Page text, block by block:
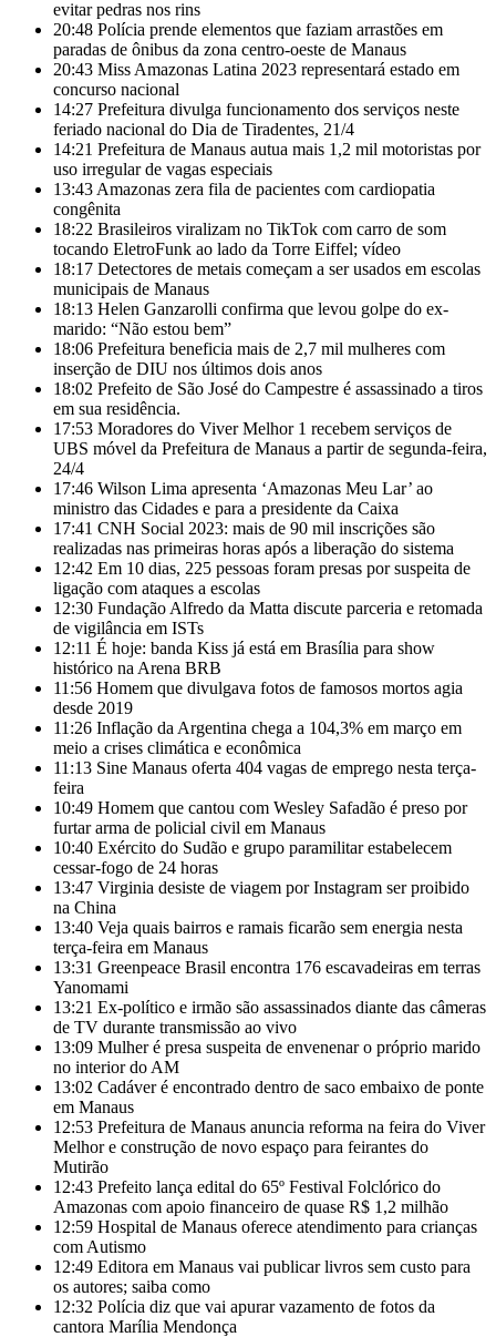
evitar pedras nos rins
20:48 Polícia prende elementos que faziam arrastões em
paradas de ônibus da zona centro-oeste de Manaus
20:43 Miss Amazonas Latina 2023 representará estado em
concurso nacional
14:27 Prefeitura divulga funcionamento dos serviços neste
feriado nacional do Dia de Tiradentes, 21/4
14:21 Prefeitura de Manaus autua mais 1,2 mil motoristas por
uso irregular de vagas especiais
13:43 Amazonas zera fila de pacientes com cardiopatia
congênita
18:22 Brasileiros viralizam no TikTok com carro de som
tocando EletroFunk ao lado da Torre Eiffel; vídeo
18:17 Detectores de metais começam a ser usados em escolas
municipais de Manaus
18:13 Helen Ganzarolli confirma que levou golpe do ex-
marido: “Não estou bem”
18:06 Prefeitura beneficia mais de 2,7 mil mulheres com
inserção de DIU nos últimos dois anos
18:02 Prefeito de São José do Campestre é assassinado a tiros
em sua residência.
17:53 Moradores do Viver Melhor 1 recebem serviços de
UBS móvel da Prefeitura de Manaus a partir de segunda-feira,
24/4
17:46 Wilson Lima apresenta ‘Amazonas Meu Lar’ ao
ministro das Cidades e para a presidente da Caixa
17:41 CNH Social 2023: mais de 90 mil inscrições são
realizadas nas primeiras horas após a liberação do sistema
12:42 Em 10 dias, 225 pessoas foram presas por suspeita de
ligação com ataques a escolas
12:30 Fundação Alfredo da Matta discute parceria e retomada
de vigilância em ISTs
12:11 É hoje: banda Kiss já está em Brasília para show
histórico na Arena BRB
11:56 Homem que divulgava fotos de famosos mortos agia
desde 2019
11:26 Inflação da Argentina chega a 104,3% em março em
meio a crises climática e econômica
11:13 Sine Manaus oferta 404 vagas de emprego nesta terça-
feira
10:49 Homem que cantou com Wesley Safadão é preso por
furtar arma de policial civil em Manaus
10:40 Exército do Sudão e grupo paramilitar estabelecem
cessar-fogo de 24 horas
13:47 Virginia desiste de viagem por Instagram ser proibido
na China
13:40 Veja quais bairros e ramais ficarão sem energia nesta
terça-feira em Manaus
13:31 Greenpeace Brasil encontra 176 escavadeiras em terras
Yanomami
13:21 Ex-político e irmão são assassinados diante das câmeras
de TV durante transmissão ao vivo
13:09 Mulher é presa suspeita de envenenar o próprio marido
no interior do AM
13:02 Cadáver é encontrado dentro de saco embaixo de ponte
em Manaus
12:53 Prefeitura de Manaus anuncia reforma na feira do Viver
Melhor e construção de novo espaço para feirantes do
Mutirão
12:43 Prefeito lança edital do 65º Festival Folclórico do
Amazonas com apoio financeiro de quase R$ 1,2 milhão
12:59 Hospital de Manaus oferece atendimento para crianças
com Autismo
12:49 Editora em Manaus vai publicar livros sem custo para
os autores; saiba como
12:32 Polícia diz que vai apurar vazamento de fotos da
cantora Marília Mendonça